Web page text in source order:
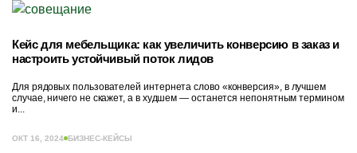
Кейс для мебельщика: как увеличить конверсию в заказ и
настроить устойчивый поток лидов
Для рядовых пользователей интернета слово «конверсия», в лучшем
случае, ничего не скажет, а в худшем — останется непонятным термином
и...
ОКТ 16, 2024 БИЗНЕС-КЕЙСЫ